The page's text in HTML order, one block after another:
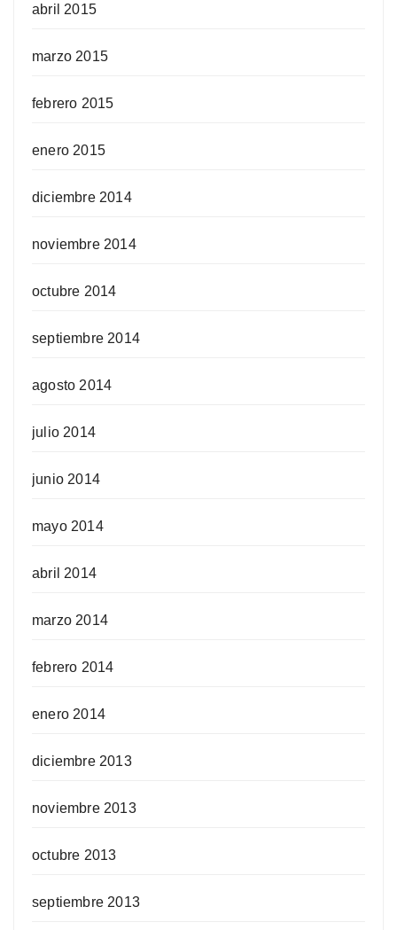
abril 2015
marzo 2015
febrero 2015
enero 2015
diciembre 2014
noviembre 2014
octubre 2014
septiembre 2014
agosto 2014
julio 2014
junio 2014
mayo 2014
abril 2014
marzo 2014
febrero 2014
enero 2014
diciembre 2013
noviembre 2013
octubre 2013
septiembre 2013